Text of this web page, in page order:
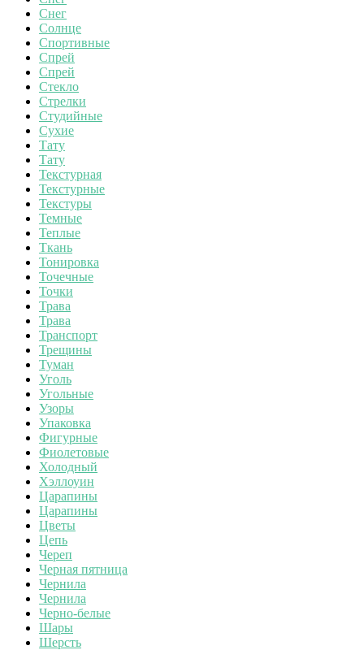
Снег
Солнце
Спортивные
Спрей
Спрей
Стекло
Стрелки
Студийные
Сухие
Тату
Тату
Текстурная
Текстурные
Текстуры
Темные
Теплые
Ткань
Тонировка
Точечные
Точки
Трава
Трава
Транспорт
Трещины
Туман
Уголь
Угольные
Узоры
Упаковка
Фигурные
Фиолетовые
Холодный
Хэллоуин
Царапины
Царапины
Цветы
Цепь
Череп
Черная пятница
Чернила
Чернила
Черно-белые
Шары
Шерсть